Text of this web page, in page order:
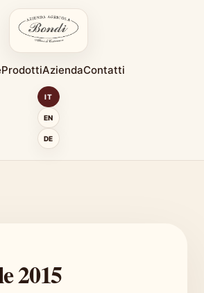
ProdottiAziendaContatti
IT
EN
DE
2015